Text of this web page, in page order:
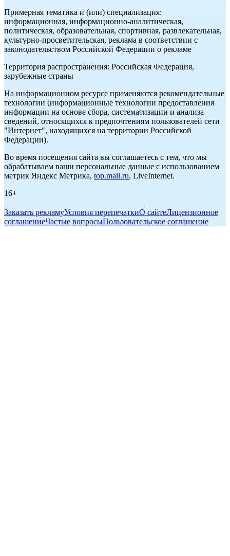
Примерная тематика и (или) специализация:
информационная, информационно-аналитическая,
политическая, образовательная, спортивная, развлекательная,
культурно-просветительская, реклама в соответствии с
законодательством Российской Федерации о рекламе
Территория распространения: Российская Федерация,
зарубежные страны
На информационном ресурсе применяются рекомендательные
технологии (информационные технологии предоставления
информации на основе сбора, систематизации и анализа
сведений, относящихся к предпочтениям пользователей сети
"Интернет", находящихся на территории Российской
Федерации).
Во время посещения сайта вы соглашаетесь с тем, что мы
обрабатываем ваши персональные данные с использованием
метрик Яндекс Метрика, top.mail.ru, LiveInternet.
16+
Заказать рекламуУсловия перепечаткиО сайтеЛицензионное
соглашениеЧастые вопросыПользовательское соглашение